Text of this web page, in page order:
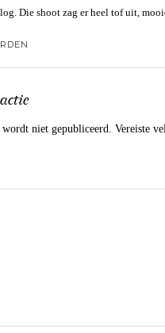
Die shoot zag er heel tof uit,
wordt niet gepubliceerd. Vereiste